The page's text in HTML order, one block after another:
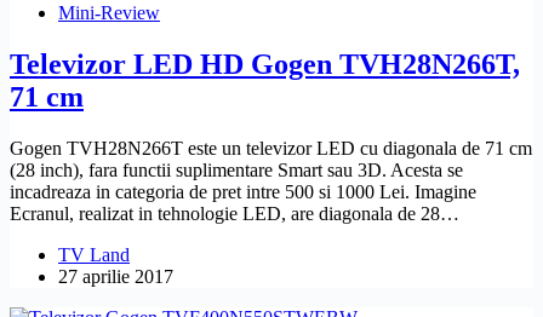
Mini-Review
Televizor LED HD Gogen TVH28N266T,
71 cm
Gogen TVH28N266T este un televizor LED cu diagonala de 71 cm
(28 inch), fara functii suplimentare Smart sau 3D. Acesta se
incadreaza in categoria de pret intre 500 si 1000 Lei. Imagine
Ecranul, realizat in tehnologie LED, are diagonala de 28…
TV Land
27 aprilie 2017